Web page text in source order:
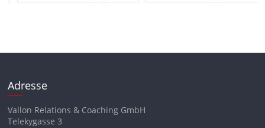
Adresse
Vallon Relations & Coaching GmbH
Telekygasse 3